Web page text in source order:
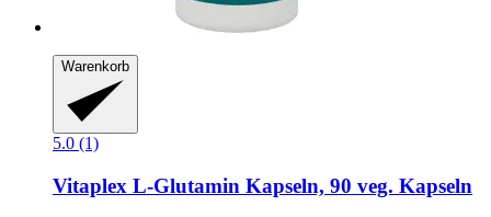
Warenkorb
5.0 (1)
Vitaplex L-​Glutamin Kapseln, 90 veg. Kapseln